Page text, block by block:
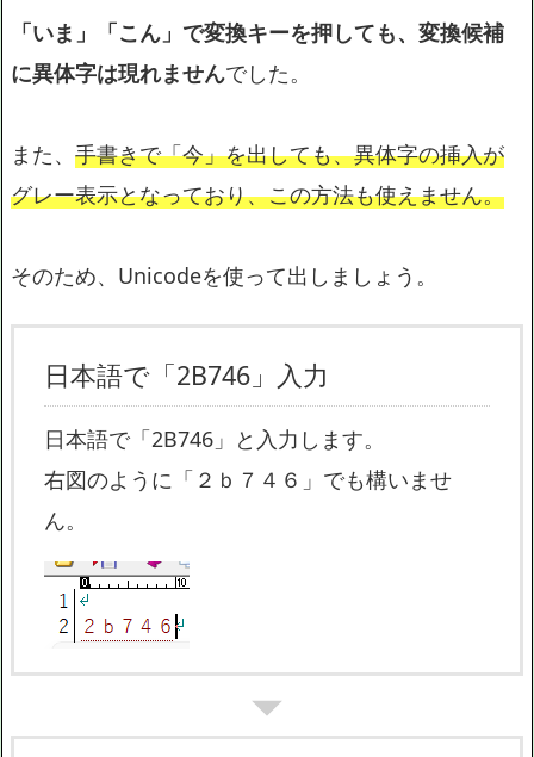
「いま」「こん」で変換キーを押しても、変換候補
に異体字は現れませんでした。
また、 手書きで「今」を出しても、異体字の挿入が
グレー表示となっており、この方法も使えません。
そのため、Unicodeを使って出しましょう。
日本語で「2B746」入力
日本語で「2B746」と入力します。
右図のように「２ｂ７４６」でも構いませ
ん。